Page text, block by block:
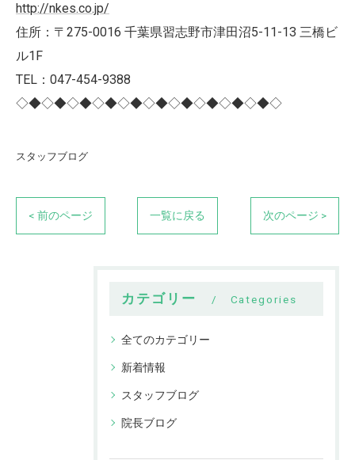
http://nkes.co.jp/
住所：〒275-0016 千葉県習志野市津田沼5-11-13 三橋ビ
ル1F
TEL：047-454-9388
◇◆◇◆◇◆◇◆◇◆◇◆◇◆◇◆◇◆◇◆◇
スタッフブログ
< 前のページ 一覧に戻る 次のページ >
カテゴリー Categories
全てのカテゴリー
新着情報
スタッフブログ
院長ブログ